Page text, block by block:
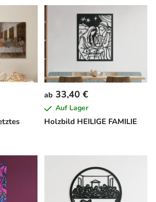
Holzbild HEILIGE FAMILIE
ab 33,40 €
Auf Lager